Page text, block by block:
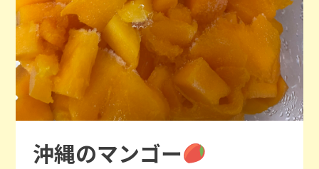
沖縄のマンゴー